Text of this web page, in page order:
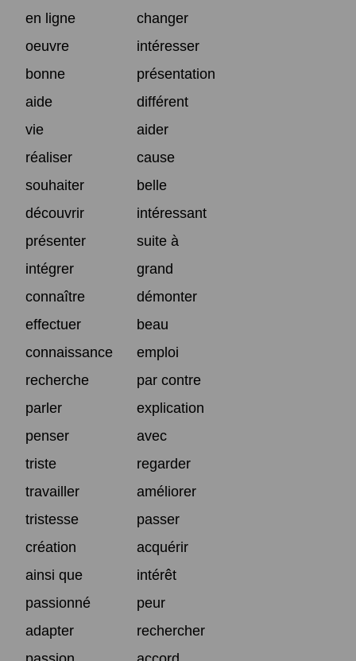
en ligne
changer
oeuvre
intéresser
bonne
présentation
aide
différent
vie
aider
réaliser
cause
souhaiter
belle
découvrir
intéressant
présenter
suite à
intégrer
grand
connaître
démonter
effectuer
beau
connaissance
emploi
recherche
par contre
parler
explication
penser
avec
triste
regarder
travailler
améliorer
tristesse
passer
création
acquérir
ainsi que
intérêt
passionné
peur
adapter
rechercher